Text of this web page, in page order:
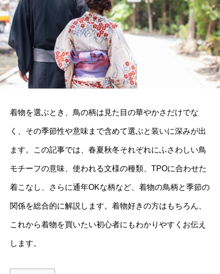
着物を選ぶとき、鳥の柄は見た目の華やかさだけでな
く、その季節性や意味まで含めて選ぶと装いに深みが出
ます。この記事では、春夏秋冬それぞれにふさわしい鳥
モチーフの意味、使われる文様の種類、TPOに合わせた
着こなし、さらに通年OKな柄など、着物の鳥柄と季節の
関係を総合的に解説します。着物好きの方はもちろん、
これから着物を買いたい初心者にもわかりやすくお伝え
します。